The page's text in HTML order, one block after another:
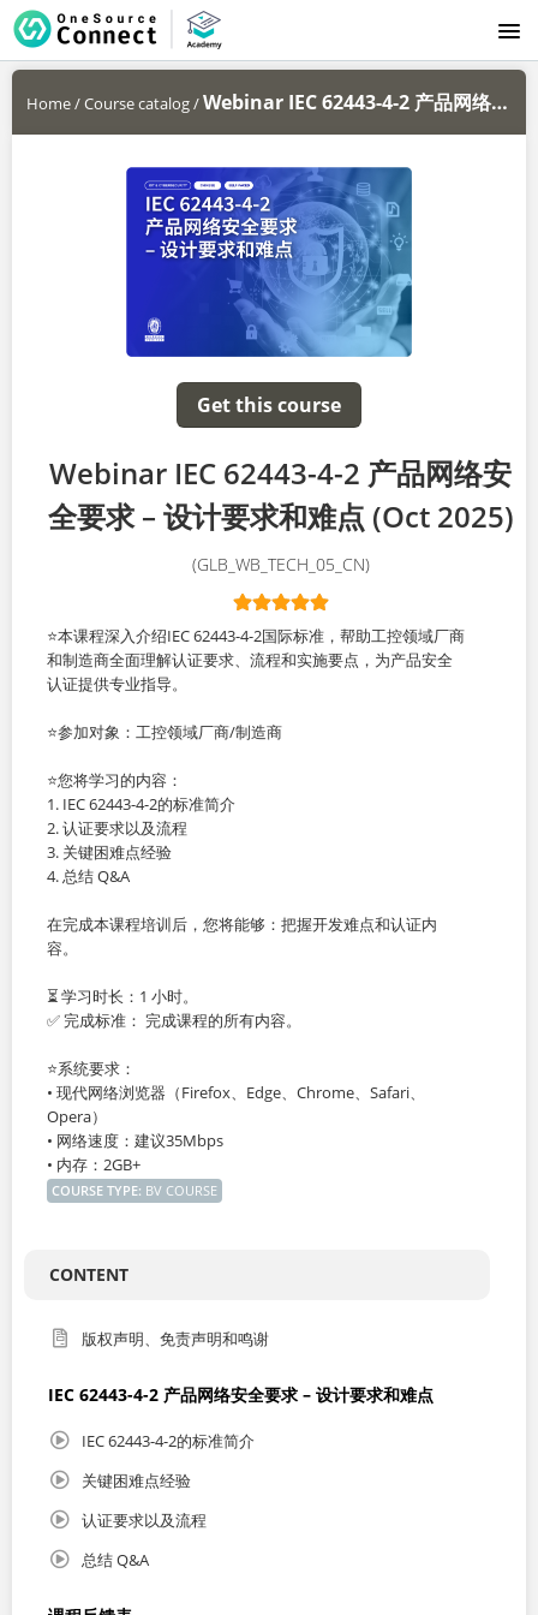
LOGIN
Home/Course catalog/Webinar IEC 62443-4-2 产品网络安全...
Get this course
Webinar IEC 62443-4-2 产品网络安
全要求 – 设计要求和难点 (Oct 2025)
(GLB_WB_TECH_05_CN)
⭐本课程深入介绍IEC 62443-4-2国际标准，帮助工控领域厂商
和制造商全面理解认证要求、流程和实施要点，为产品安全
认证提供专业指导。
⭐参加对象：工控领域厂商/制造商
⭐您将学习的内容：
1. IEC 62443-4-2的标准简介
2. 认证要求以及流程
3. 关键困难点经验
4. 总结 Q&A
在完成本课程培训后，您将能够：把握开发难点和认证内
容。
⏳ 学习时长：1 小时。
✅ 完成标准： 完成课程的所有内容。
⭐系统要求：
• 现代网络浏览器（Firefox、Edge、Chrome、Safari、
Opera）
• 网络速度：建议35Mbps
• 内存：2GB+
COURSE TYPE: BV COURSE
CONTENT
版权声明、免责声明和鸣谢
IEC 62443-4-2 产品网络安全要求 – 设计要求和难点
IEC 62443-4-2的标准简介
关键困难点经验
认证要求以及流程
总结 Q&A